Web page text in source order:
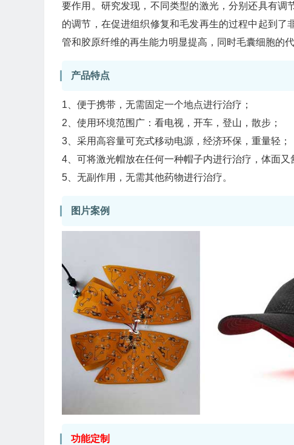
要作用。研究发现，不同类型的激光，分别还具有
的调节，在促进组织修复和毛发再生的过程中起到
管和胶原纤维的再生能力明显提高，同时毛囊细胞的
产品特点
1、便于携带，无需固定一个地点进行治疗；
2、使用环境范围广：看电视，开车，登山，散步；
3、采用高容量可充式移动电源，经济环保，重量轻；
4、可将激光帽放在任何一种帽子内进行治疗，体面又
5、无副作用，无需其他药物进行治疗。
图片案例
功能定制